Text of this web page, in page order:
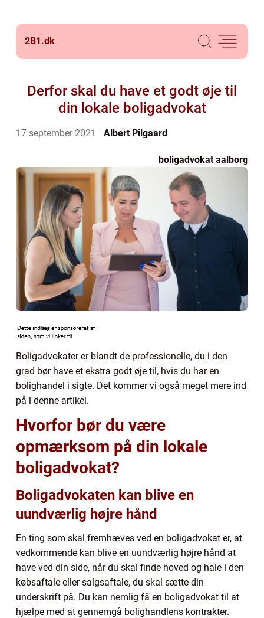
2B1.dk
Derfor skal du have et godt øje til
din lokale boligadvokat
17 september 2021 Albert Pilgaard
boligadvokat aalborg
Boligadvokater er blandt de professionelle, du i den
grad bør have et ekstra godt øje til, hvis du har en
bolighandel i sigte. Det kommer vi også meget mere ind
på i denne artikel.
Hvorfor bør du være
opmærksom på din lokale
boligadvokat?
Boligadvokaten kan blive en
uundværlig højre hånd
En ting som skal fremhæves ved en boligadvokat er, at
vedkommende kan blive en uundværlig højre hånd at
have ved din side, når du skal finde hoved og hale i den
købsaftale eller salgsaftale, du skal sætte din
underskrift på. Du kan nemlig få en boligadvokat til at
hjælpe med at gennemgå bolighandlens kontrakter.